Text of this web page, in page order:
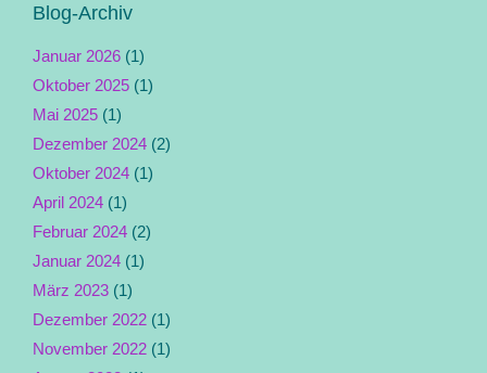
Blog-Archiv
Januar 2026 (1)
Oktober 2025 (1)
Mai 2025 (1)
Dezember 2024 (2)
Oktober 2024 (1)
April 2024 (1)
Februar 2024 (2)
Januar 2024 (1)
März 2023 (1)
Dezember 2022 (1)
November 2022 (1)